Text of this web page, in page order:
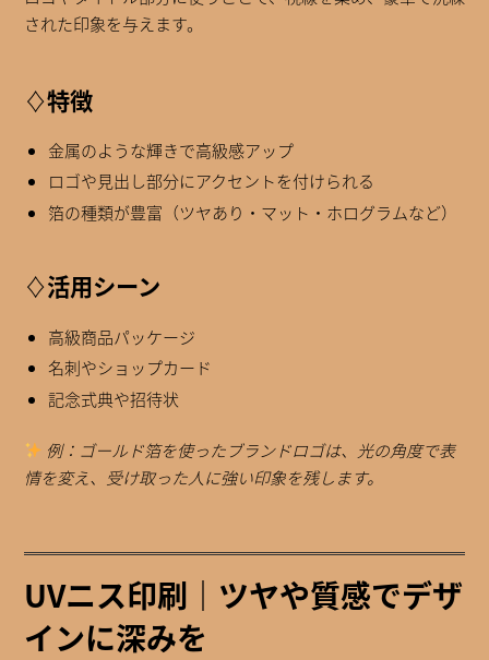
された印象を与えます。
♢特徴
金属のような輝きで高級感アップ
ロゴや見出し部分にアクセントを付けられる
箔の種類が豊富（ツヤあり・マット・ホログラムなど）
♢活用シーン
高級商品パッケージ
名刺やショップカード
記念式典や招待状
例：ゴールド箔を使ったブランドロゴは、光の角度で表
情を変え、受け取った人に強い印象を残します。
UVニス印刷｜ツヤや質感でデザ
インに深みを